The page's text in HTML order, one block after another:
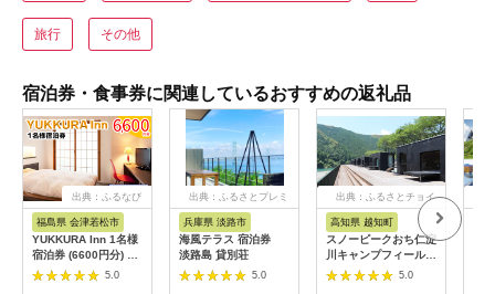
旅行 その他
宿泊券・食事券に関連しているおすすめの返礼品
出典：ふるなび
福島県 会津若松市
YUKKURA Inn 1名様
宿泊券 (6600円分) ワ
ーケーションお試しプ
ラン｜東北 福島県 会
5.0
出典：ふるさとプレミ
兵庫県 淡路市
海風テラス 宿泊券
淡路島 貸別荘
5.0
出典：ふるさとチョイ
高知県 越知町
スノーピークおち仁淀
川キャンプフィールド
「住箱-jyubako-」ペ
ア宿泊チケット
5.0